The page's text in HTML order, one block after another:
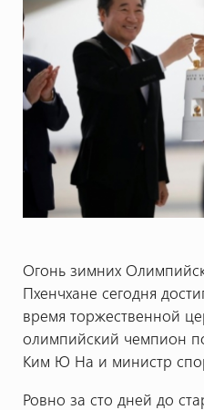
Огонь зимних
Пхенчхане сегодня
время торжественной
олимпийский чемпион
Ким Ю На и министр
Ровно за сто дней до